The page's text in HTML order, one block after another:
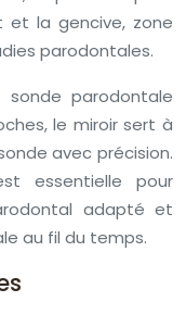
et la gencive, zone
parodontales.
sonde parodontale
le miroir sert à
avec précision.
essentielle pour
adapté et
au fil du temps.